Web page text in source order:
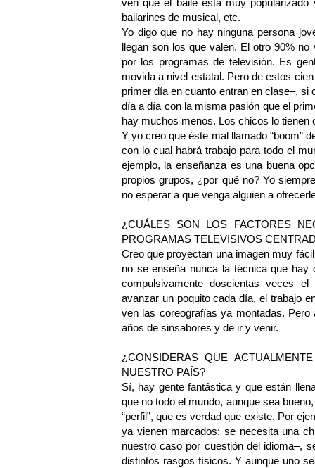
bailarines de musical, etc.
Yo digo que no hay ninguna persona
llegan son los que valen. El otro 90%
por los programas de televisión. Es
movida a nivel estatal. Pero de estos
primer día en cuanto entran en clase–, si
día a día con la misma pasión que el
hay muchos menos. Los chicos lo
Y yo creo que éste mal llamado “boom”
con lo cual habrá trabajo para todo el
ejemplo, la enseñanza es una buena
propios grupos, ¿por qué no? Yo
no esperar a que venga alguien a
¿CUÁLES SON LOS FACTORES
PROGRAMAS TELEVISIVOS
Creo que proyectan una imagen muy
no se enseña nunca la técnica que
compulsivamente doscientas veces
avanzar un poquito cada día, el trabajo
ven las coreografías ya montadas.
años de sinsabores y de ir y venir.
¿CONSIDERAS QUE
NUESTRO PAÍS?
Sí, hay gente fantástica y que están
que no todo el mundo, aunque sea
“perfil”, que es verdad que existe. Por
ya vienen marcados: se necesita una
nuestro caso por cuestión del idioma–,
distintos rasgos físicos. Y aunque uno